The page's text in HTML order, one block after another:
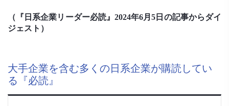
（『日系企業リーダー必読』2024年6月5日の記事からダイ
ジェスト）
大手企業を含む多くの日系企業が購読してい
る『必読』